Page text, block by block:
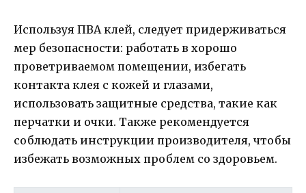
Используя ПВА клей, следует придерживаться
мер безопасности: работать в хорошо
проветриваемом помещении, избегать
контакта клея с кожей и глазами,
использовать защитные средства, такие как
перчатки и очки. Также рекомендуется
соблюдать инструкции производителя, чтобы
избежать возможных проблем со здоровьем.